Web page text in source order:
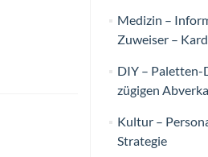
Medizin –
Zuweiser –
DIY – Paletten-
zügigen
Kultur –
Strategie